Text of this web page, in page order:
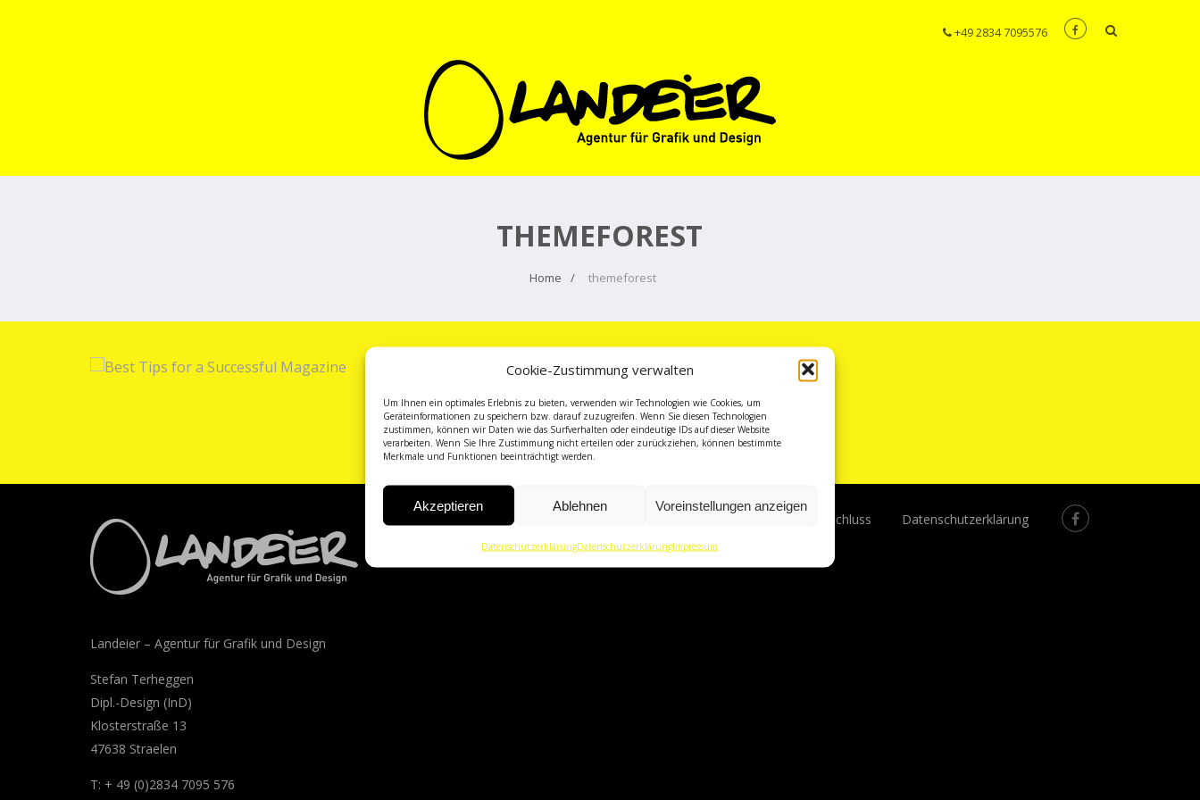
Cookie-Zustimmung verwalten
Um Ihnen ein optimales Erlebnis zu bieten, verwenden wir Technologien wie Cookies, um
Geräteinformationen zu speichern bzw. darauf zuzugreifen. Wenn Sie diesen Technologien
zustimmen, können wir Daten wie das Surfverhalten oder eindeutige IDs auf dieser Website
verarbeiten. Wenn Sie Ihre Zustimmung nicht erteilen oder zurückziehen, können bestimmte
Merkmale und Funktionen beeinträchtigt werden.
Akzeptieren Ablehnen Voreinstellungen anzeigen
DatenschutzerklärungDatenschutzerklärungImpressum
+49 2834 7095576
THEMEFOREST
Home themeforest
Landeier – Agentur für Grafik und Design
Stefan Terheggen
Dipl.-Design (InD)
Klosterstraße 13
47638 Straelen
T: + 49 (0)2834 7095 576
Haftungsausschluss Datenschutzerklärung